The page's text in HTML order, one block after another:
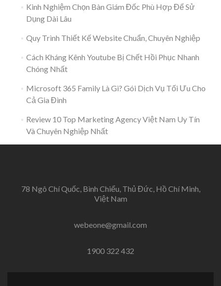
Tốt
2025
Kinh Nghiệm Chọn Bàn Giám Đốc Phù Hợp Để Sử
Dụng Dài Lâu
Quy Trình Thiết Kế Website Chuẩn, Chuyên Nghiệp
Cách Kháng Kênh Youtube Bị Chết Hồi Phục Nhanh
Chóng Nhất
Microsoft 365 Family Là Gì? Gói Dịch Vụ Tối Ưu Cho
Cả Gia Đình
Review 10 Top Marketing Agency Việt Nam Uy Tín
Và Chuyên Nghiệp Nhất
78 Ngô Chí Quốc, Bình Chiểu, Thủ Đức, Hồ Chí Minh,
Việt Nam
webeone@gmail.com
1900 322 432